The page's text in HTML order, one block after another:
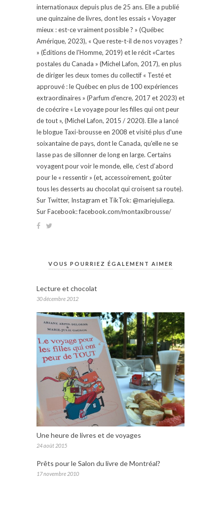
internationaux depuis plus de 25 ans. Elle a publié
une quinzaine de livres, dont les essais « Voyager
mieux : est-ce vraiment possible ? » (Québec
Amérique, 2023), « Que reste-t-il de nos voyages ?
» (Éditions de l'Homme, 2019) et le récit «Cartes
postales du Canada » (Michel Lafon, 2017), en plus
de diriger les deux tomes du collectif « Testé et
approuvé : le Québec en plus de 100 expériences
extraordinaires » (Parfum d'encre, 2017 et 2023) et
de coécrire « Le voyage pour les filles qui ont peur
de tout », (Michel Lafon, 2015 / 2020). Elle a lancé
le blogue Taxi-brousse en 2008 et visité plus d'une
soixantaine de pays, dont le Canada, qu'elle ne se
lasse pas de sillonner de long en large. Certains
voyagent pour voir le monde, elle, c’est d’abord
pour le « ressentir » (et, accessoirement, goûter
tous les desserts au chocolat qui croisent sa route).
Sur Twitter, Instagram et TikTok: @mariejuliega.
Sur Facebook: facebook.com/montaxibrousse/
VOUS POURRIEZ ÉGALEMENT AIMER
Lecture et chocolat
30 décembre 2012
Une heure de livres et de voyages
24 août 2015
Prêts pour le Salon du livre de Montréal?
17 novembre 2010